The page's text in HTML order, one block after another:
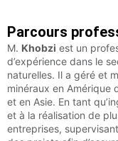
Parcours
M. Khobzi est un
d’expérience dans le
naturelles. Il a géré et
minéraux en Amérique
et en Asie. En tant
et à la réalisation de
entreprises,